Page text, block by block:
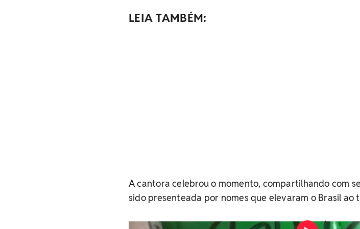
LEIA TAMBÉM:
A cantora celebrou o momento, compartilhando com
sido presenteada por nomes que elevaram o Brasil ao
Vídeo: Reprodução /